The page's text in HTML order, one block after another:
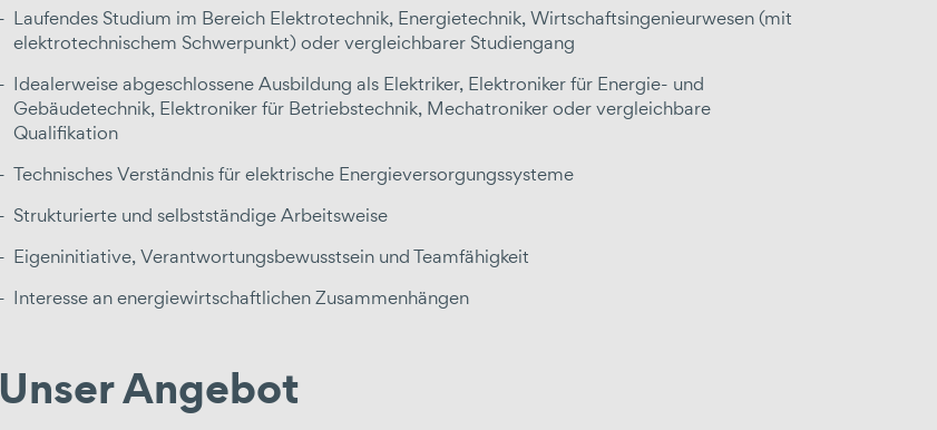
Laufendes Studium im Bereich Elektrotechnik, Energietechnik, Wirtschaftsingenieurwesen (mit
elektrotechnischem Schwerpunkt) oder vergleichbarer Studiengang
Idealerweise abgeschlossene Ausbildung als Elektriker, Elektroniker für Energie- und
Gebäudetechnik, Elektroniker für Betriebstechnik, Mechatroniker oder vergleichbare
Qualifikation
Technisches Verständnis für elektrische Energieversorgungssysteme
Strukturierte und selbstständige Arbeitsweise
Eigeninitiative, Verantwortungsbewusstsein und Teamfähigkeit
Interesse an energiewirtschaftlichen Zusammenhängen
Unser Angebot